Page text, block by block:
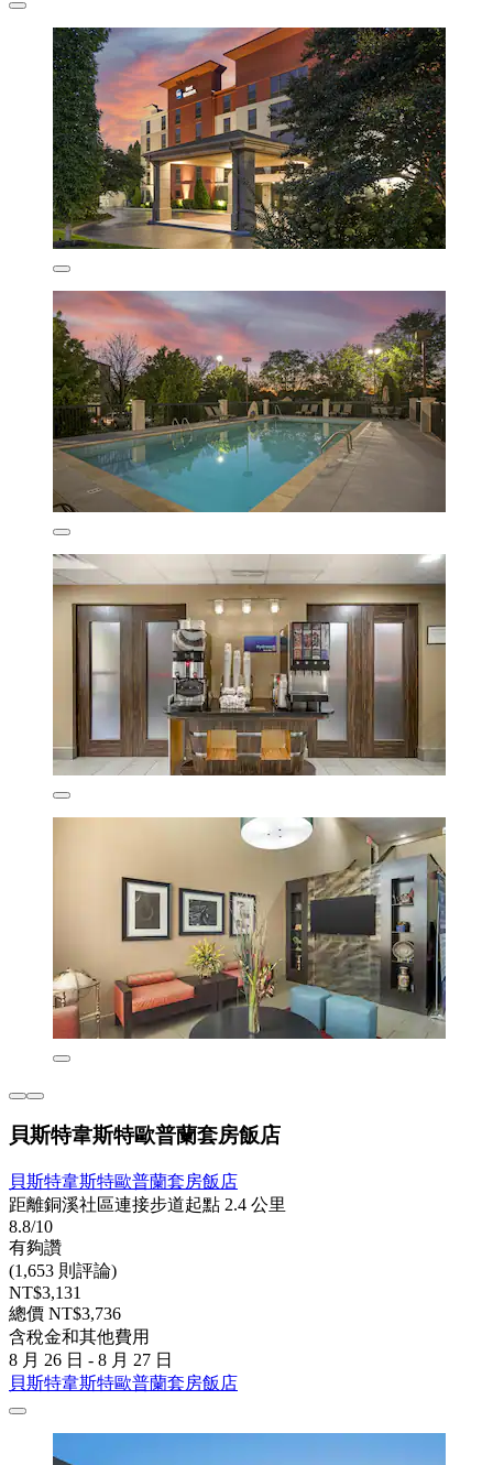
貝斯特韋斯特歐普蘭套房飯店
貝斯特韋斯特歐普蘭套房飯店
距離銅溪社區連接步道起點 2.4 公里
8.8/10
有夠讚
(1,653 則評論)
NT$3,131
總價 NT$3,736
含稅金和其他費用
8 月 26 日 - 8 月 27 日
貝斯特韋斯特歐普蘭套房飯店